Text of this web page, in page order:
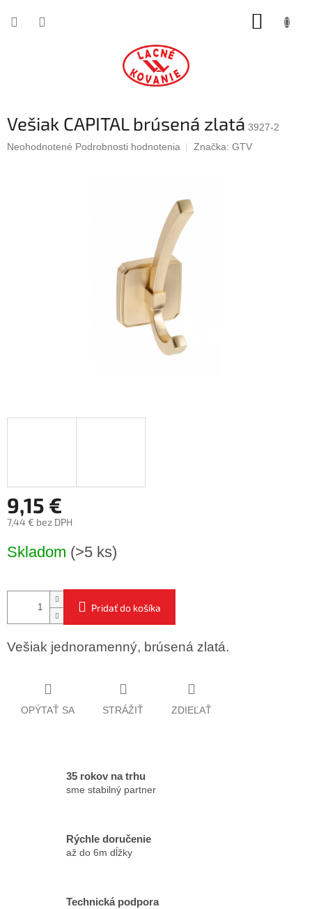
Vešiak CAPITAL brúsená zlatá 3927-2
Priemerné
Neohodnotené Podrobnosti hodnotenia Značka: GTV
9,15 €
7,44 € bez DPH
cena:
Skladom (>5 ks)
Pridať do košíka
Vešiak jednoramenný, brúsená zlatá.
OPÝTAŤ SA STRÁŽIŤ ZDIEĽAŤ
35 rokov na trhu
sme stabilný partner
Rýchle doručenie
až do 6m dĺžky
Technická podpora